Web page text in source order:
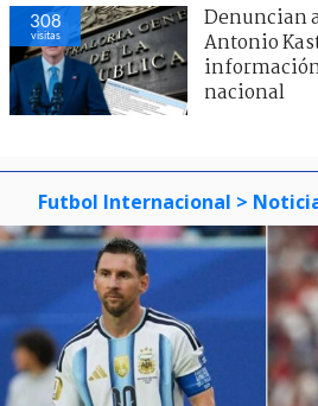
308
visitas
Denuncian
Antonio
nacional
Futbol Internacional >